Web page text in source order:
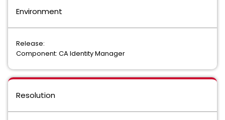
Environment
Release:
Component: CA Identity Manager
Resolution